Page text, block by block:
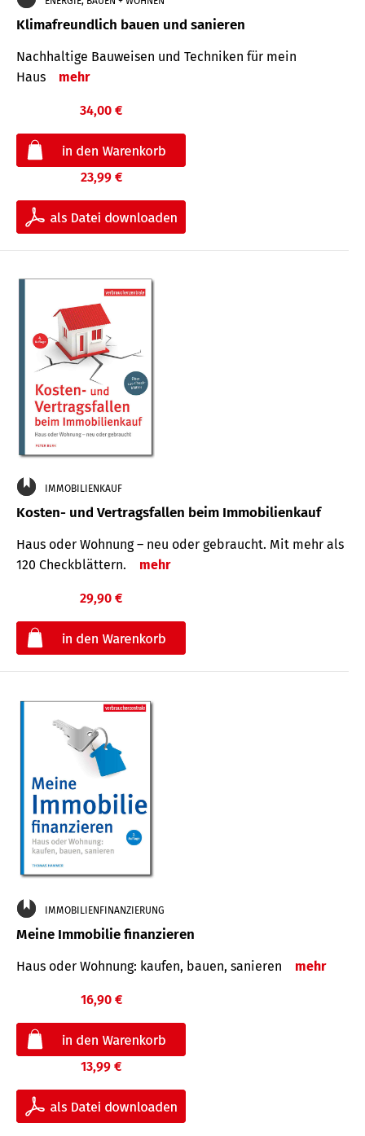
Klimafreundlich bauen und sanieren
Nachhaltige Bauweisen und Techniken für mein
Haus
mehr
34,00 €
23,99 €
IMMOBILIENKAUF
Kosten- und Vertragsfallen beim Immobilienkauf
Haus oder Wohnung – neu oder gebraucht. Mit mehr als
120 Check­blättern.
mehr
29,90 €
IMMOBILIENFINANZIERUNG
Meine Immobilie finanzieren
Haus oder Wohnung: kaufen, bauen, sanieren mehr
16,90 €
13,99 €